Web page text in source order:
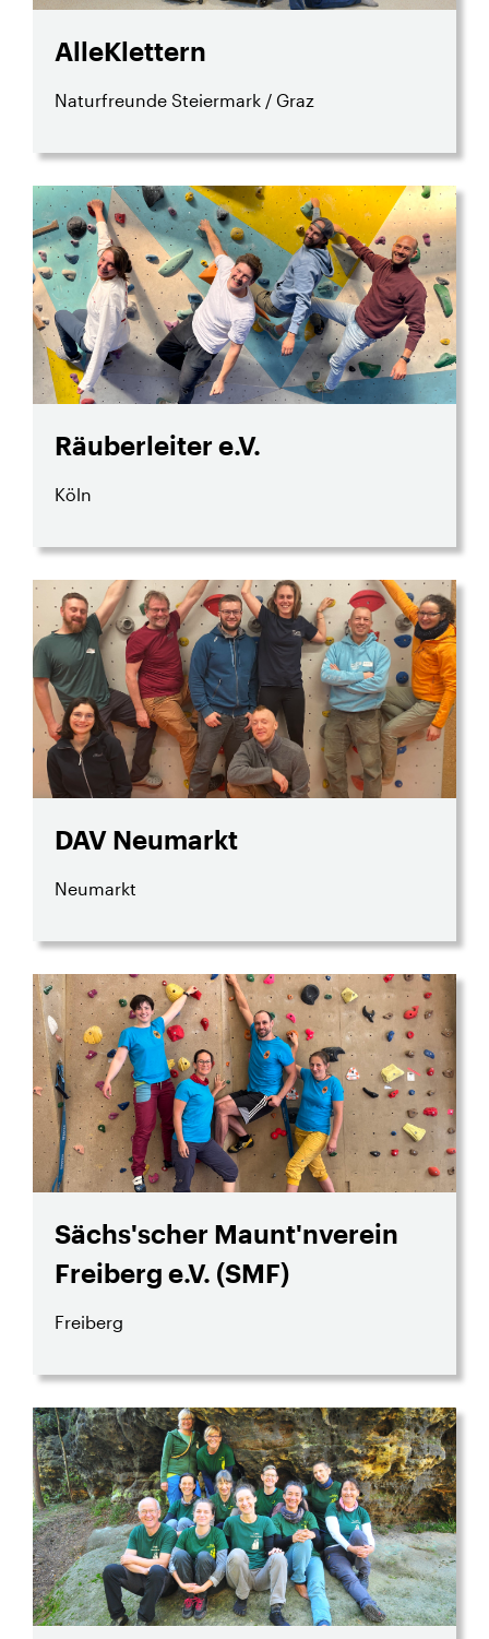
AlleKlettern
Naturfreunde Steiermark / Graz
Räuberleiter e.V.
Köln
DAV Neumarkt
Neumarkt
Sächs'scher Maunt'nverein
Freiberg e.V. (SMF)
Freiberg